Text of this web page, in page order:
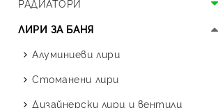
РАДИАТОРИ
Алуминиеви радиатори
Панелни радиатори
Аксесоари за радиатори
Дизайнерски радиатори
ЛИРИ ЗА БАНЯ
Алуминиеви лири
Стоманени лири
Дизайнерски лири и вентили